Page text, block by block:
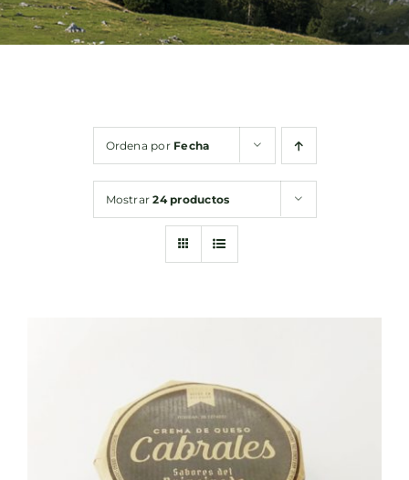
Bebidas
Ordena por Fecha
Mostrar24 productos